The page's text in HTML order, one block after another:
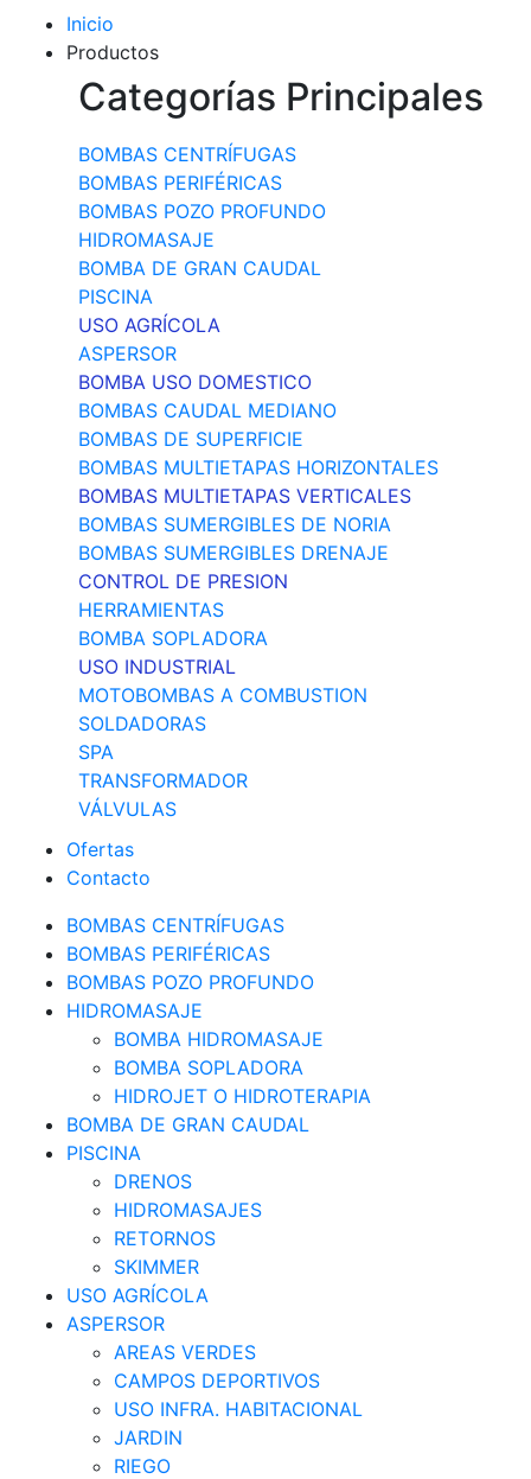
Inicio
Productos
Categorías Principales
BOMBAS CENTRÍFUGAS
BOMBAS PERIFÉRICAS
BOMBAS POZO PROFUNDO
HIDROMASAJE
BOMBA DE GRAN CAUDAL
PISCINA
USO AGRÍCOLA
ASPERSOR
BOMBA USO DOMESTICO
BOMBAS CAUDAL MEDIANO
BOMBAS DE SUPERFICIE
BOMBAS MULTIETAPAS HORIZONTALES
BOMBAS MULTIETAPAS VERTICALES
BOMBAS SUMERGIBLES DE NORIA
BOMBAS SUMERGIBLES DRENAJE
CONTROL DE PRESION
HERRAMIENTAS
BOMBA SOPLADORA
USO INDUSTRIAL
MOTOBOMBAS A COMBUSTION
SOLDADORAS
SPA
TRANSFORMADOR
VÁLVULAS
Ofertas
Contacto
BOMBAS CENTRÍFUGAS
BOMBAS PERIFÉRICAS
BOMBAS POZO PROFUNDO
HIDROMASAJE
BOMBA HIDROMASAJE
BOMBA SOPLADORA
HIDROJET O HIDROTERAPIA
BOMBA DE GRAN CAUDAL
PISCINA
DRENOS
HIDROMASAJES
RETORNOS
SKIMMER
USO AGRÍCOLA
ASPERSOR
AREAS VERDES
CAMPOS DEPORTIVOS
USO INFRA. HABITACIONAL
JARDIN
RIEGO